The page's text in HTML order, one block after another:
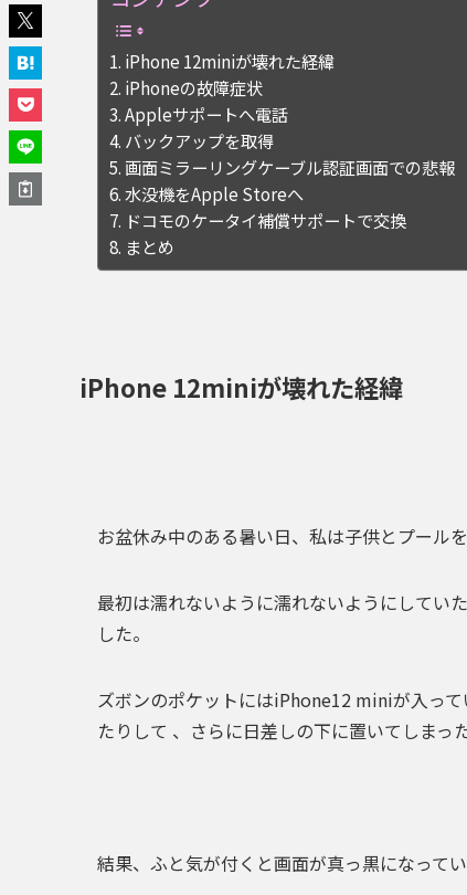
iPhone 12miniが壊れた経緯
iPhoneの故障症状
Appleサポートへ電話
バックアップを取得
画面ミラーリングケーブル認証画面での悲報
水没機をApple Storeへ
ドコモのケータイ補償サポートで交換
まとめ
iPhone 12miniが壊れた経緯
お盆休み中のある暑い日、 私は子供とプール
最初は濡れないように濡れないようにしていた
した。
ズボンのポケットにはiPhone12 miniが入って
た りして 、さらに日差しの下に置いてしまっ
結果、 ふと気が付くと画面が真っ黒になって